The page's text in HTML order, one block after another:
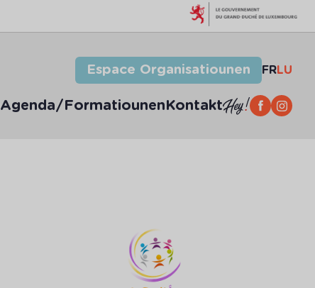
Espace Organisatiounen FRLU
Agenda/FormatiounenKontakt